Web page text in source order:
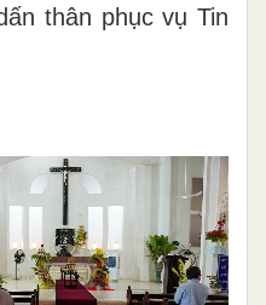
thân phục vụ Tin